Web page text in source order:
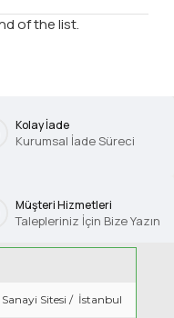
of the list.
Kolay İade
Kurumsal İade Süreci
Müşteri Hizmetleri
Talepleriniz İçin Bize Yazın
Sitesi / İstanbul